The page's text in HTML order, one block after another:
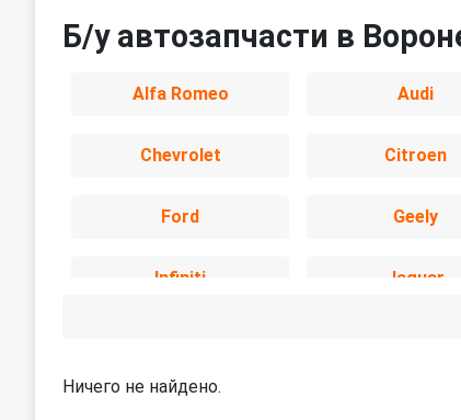
Б/у автозапчасти в
Alfa Romeo Audi
Chevrolet Citroen
Ford Geely
Infiniti Jaguar
Mitsubishi
Ничего не найдено.